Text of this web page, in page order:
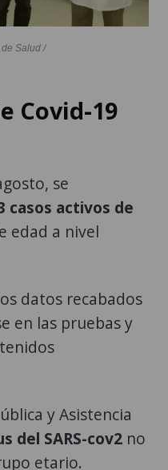
Salud /
Covid-19
se
casos activos de
edad a nivel
datos recabados
en las pruebas y
y Asistencia
del SARS-cov2 no
etario.